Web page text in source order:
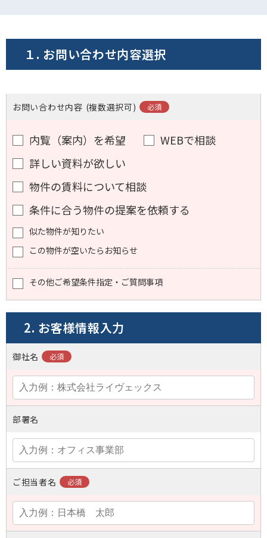
フォームでお問い合わせ
１. お問い合わせ内容選択
お問い合わせ内容 (複数選択可)
内覧（案内）を希望
WEBで相談
詳しい資料が欲しい
物件の賃料について相談
条件に合う物件の提案を依頼する
似た物件が知りたい
この物件が空いたらお知らせ
その他ご希望条件指定・ご質問事項
2. お客様情報入力
御社名
部署名
ご担当者名